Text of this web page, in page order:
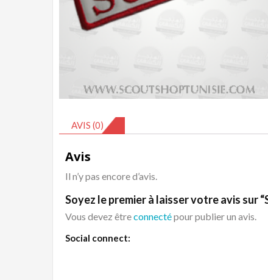
AVIS (0)
Avis
Il n’y pas encore d’avis.
Vous devez êtreconnectépour publier un avis.
Social connect: